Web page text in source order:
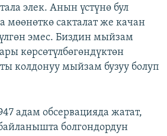
элек. Анын үстүнө бул
мөөнөткө сакталат же качан
эмес. Биздин мыйзам
көрсөтүлбөгөндүктөн
колдонуу мыйзам бузуу болуп
адам обсервацияда жатат,
болгондордун